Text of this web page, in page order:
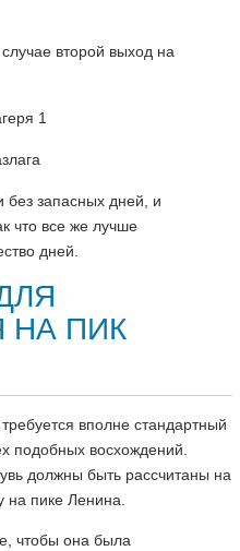
второй выход на
1
без запасных дней, и
что все же лучше
дней.
НА ПИК
вполне стандартный
подобных восхождений.
должны быть рассчитаны на
на пике Ленина.
чтобы она была